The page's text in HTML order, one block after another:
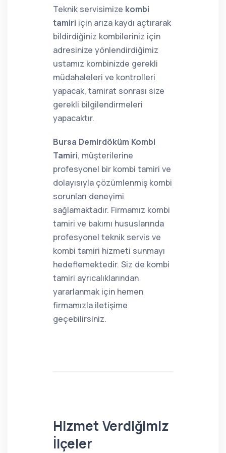
Teknik servisimize kombi
tamiri için arıza kaydı açtırarak
bildirdiğiniz kombileriniz için
adresinize yönlendirdiğimiz
ustamız kombinizde gerekli
müdahaleleri ve kontrolleri
yapacak, tamirat sonrası size
gerekli bilgilendirmeleri
yapacaktır.
Bursa Demirdöküm Kombi
Tamiri, müşterilerine
profesyonel bir kombi tamiri ve
dolayısıyla çözümlenmiş kombi
sorunları deneyimi
sağlamaktadır. Firmamız kombi
tamiri ve bakımı hususlarında
profesyonel teknik servis ve
kombi tamiri hizmeti sunmayı
hedeflemektedir. Siz de kombi
tamiri ayrıcalıklarından
yararlanmak için hemen
firmamızla iletişime
geçebilirsiniz.
Hizmet Verdiğimiz
İlçeler